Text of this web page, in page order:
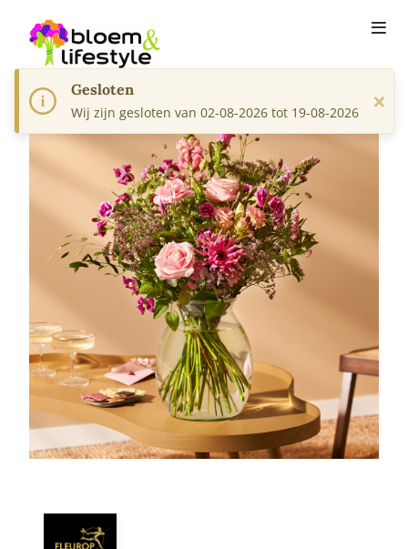
Gesloten
Wij zijn gesloten van 02-08-2026 tot 19-08-2026 ×